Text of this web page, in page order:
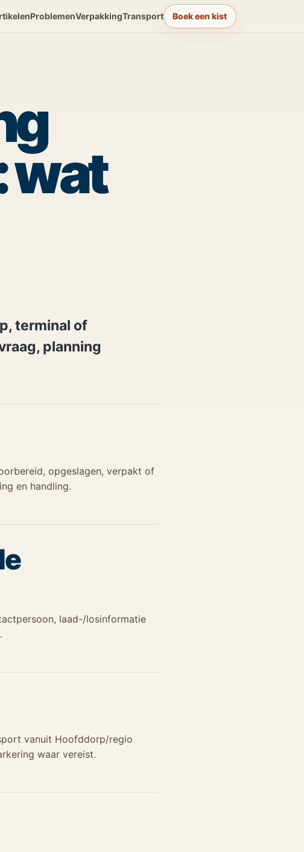
ProblemenVerpakkingTransport Boek een kist
wat
terminal of
planning
opgeslagen, verpakt of
en handling.
laad-/losinformatie
vanuit Hoofddorp/regio
waar vereist.